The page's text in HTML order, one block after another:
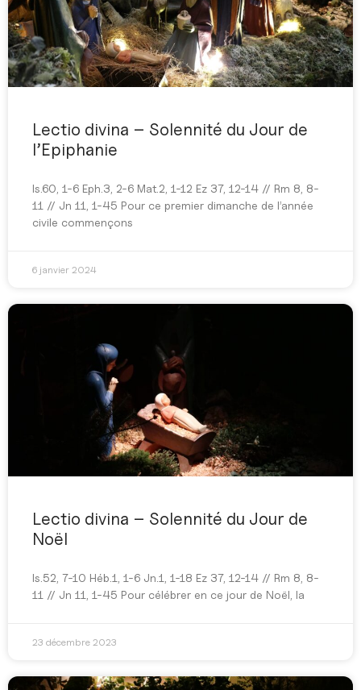
Lectio divina – Solennité du Jour de
l’Epiphanie
Is.60, 1-6 Eph.3, 2-6 Mat.2, 1-12 Ez 37, 12-14 // Rm 8, 8-
11 // Jn 11, 1-45 Pour ce premier dimanche de l’année
civile commençons
6 janvier 2024
Lectio divina – Solennité du Jour de
Noël
Is.52, 7-10 Héb.1, 1-6 Jn.1, 1-18 Ez 37, 12-14 // Rm 8, 8-
11 // Jn 11, 1-45 Pour célébrer en ce jour de Noël, la
23 décembre 2023